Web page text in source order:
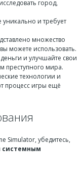
город,
и требует
множество
можете использовать.
и улучшайте свои
преступного мира.
технологии и
процесс игры ещё
Simulator, убедитесь,
системным